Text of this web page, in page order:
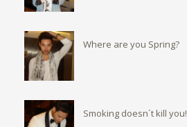
Where are you Spring?
Smoking doesn´t kill you!